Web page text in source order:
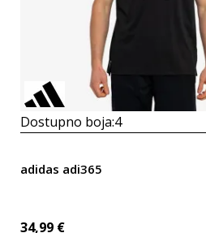
Dostupno boja:4
adidas adi365
34,99 €